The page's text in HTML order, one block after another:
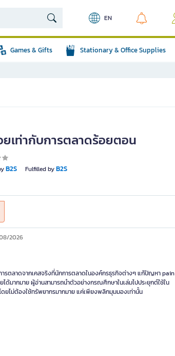
EN
Games & Gifts Stationary & Office Supplies
เท่ากับการตลาดร้อยตอน
B2S Fulfilled byB2S
2026
รตลาดจากเคสจริงที่นักการตลาดในองค์กรธุรกิจต่างๆ แก้ปัญหา pain
ด้มากมาย ผู้อ่านสามารถนำตัวอย่างกรณศึกษาในเล่มไปประยุกต์ใช้ใน
ยไม่ต้องใช้ทรัพยากรมากมาย แค่เพียงพลิกมุมมองเท่านั้น